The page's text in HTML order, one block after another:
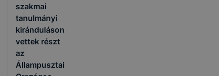
szakmai
tanulmányi
kiránduláson
vettek részt
az
Állampusztai